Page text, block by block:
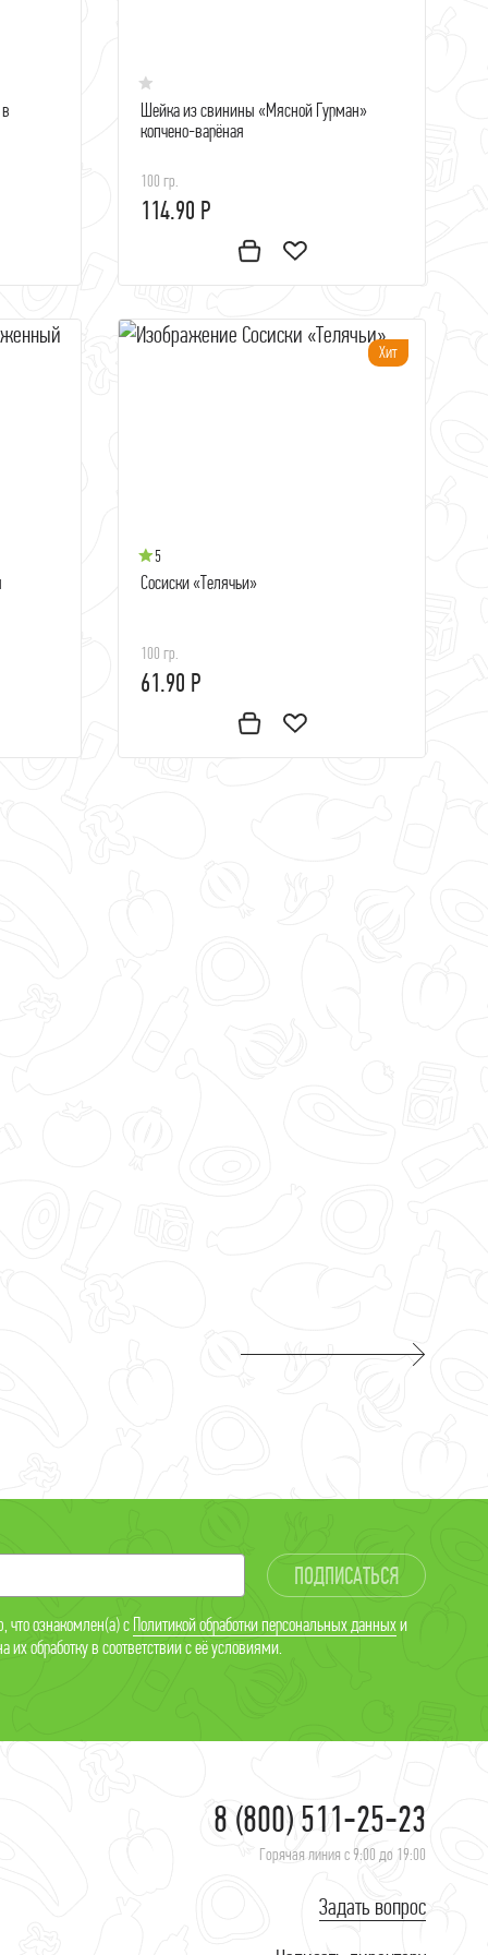
Шейка из свинины «Мясной Гурман»
копчено-варёная
100 гр.
114.90 Р
Хит
5
Сосиски «Телячьи»
100 гр.
61.90 Р
ПОДПИСАТЬСЯ
что ознакомлен(а) с Политикой обработки персональных данныхи
их обработку в соответствии с её условиями.
8 (800) 511-25-23
Горячая линия с 9:00 до 19:00
Задать вопрос